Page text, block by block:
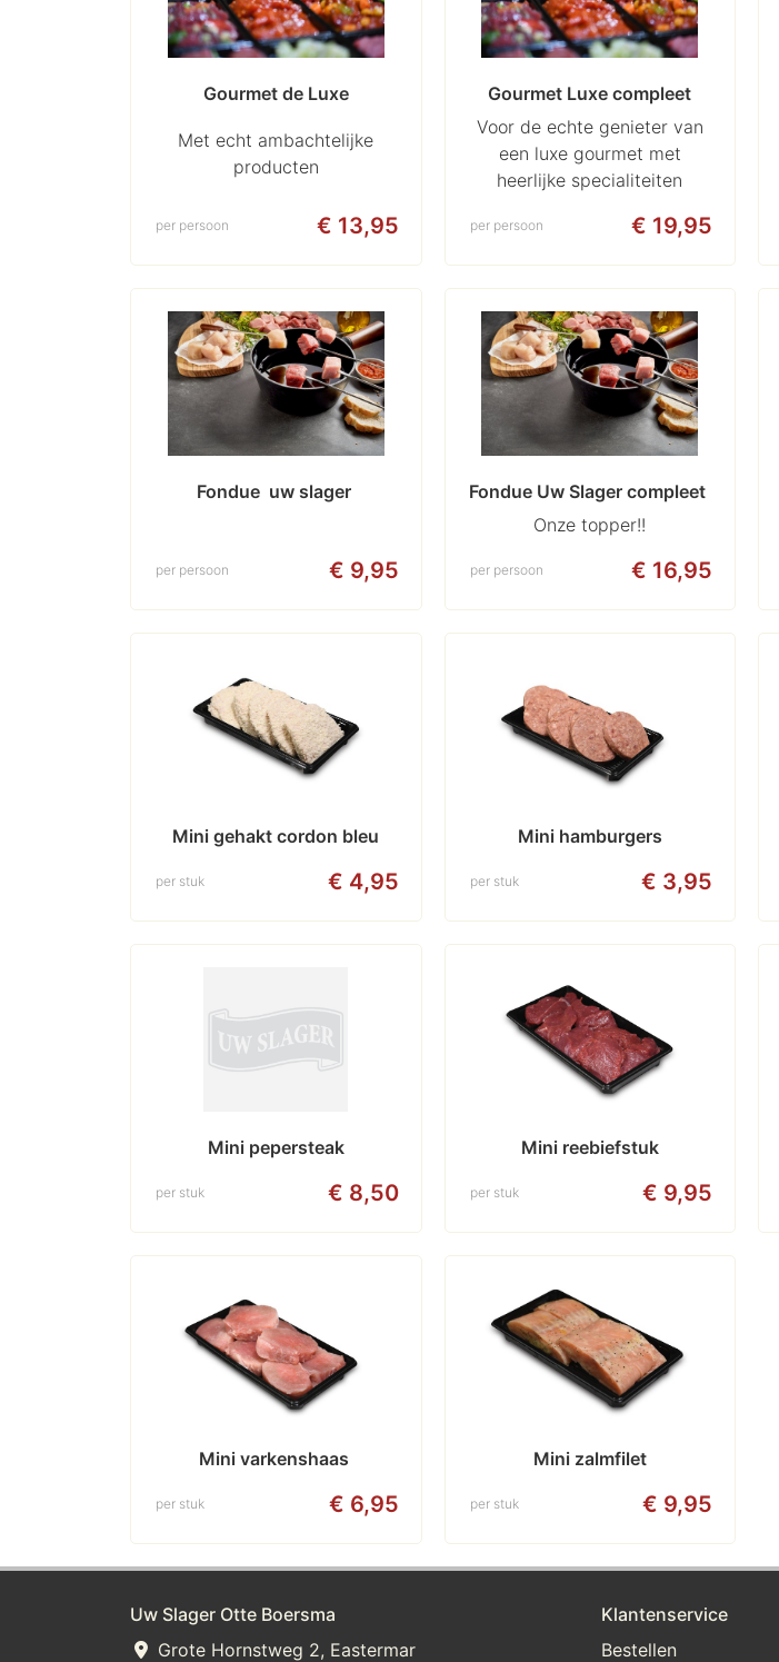
Gourmet de Luxe
Met echt ambachtelijke
producten
€ 13,95
per persoon
Gourmet Luxe compleet
Voor de echte genieter van
een luxe gourmet met
heerlijke specialiteiten
€ 19,95
per persoon
Fondue  uw slager
€ 9,95
per persoon
Fondue Uw Slager compleet
Onze topper!!
€ 16,95
per persoon
Mini gehakt cordon bleu
€ 4,95
per stuk
Mini hamburgers
€ 3,95
per stuk
Mini pepersteak
€ 8,50
per stuk
Mini reebiefstuk
€ 9,95
per stuk
Mini varkenshaas
€ 6,95
per stuk
Mini zalmfilet
€ 9,95
per stuk
Uw Slager Otte Boersma
Grote Hornstweg 2, Eastermar
Klantenservice
Bestellen